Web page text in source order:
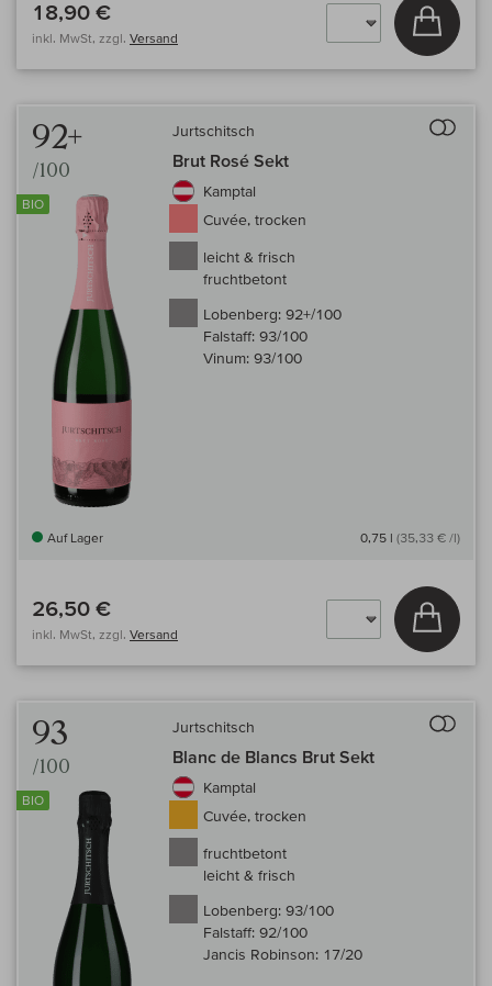
18,90 €
inkl. MwSt, zzgl. Versand
In
92+
/100
BIO
Jurtschitsch
Brut Rosé Sekt
Kamptal
Cuvée, trocken
leicht & frisch
fruchtbetont
Lobenberg: 92+/100
Falstaff: 93/100
Vinum: 93/100
Auf Lager 0,75 l (35,33 € /l)
26,50 €
inkl. MwSt, zzgl. Versand
In
93
/100
BIO
Jurtschitsch
Blanc de Blancs Brut Sekt
Kamptal
Cuvée, trocken
fruchtbetont
leicht & frisch
Lobenberg: 93/100
Falstaff: 92/100
Jancis Robinson: 17/20